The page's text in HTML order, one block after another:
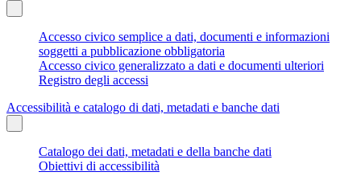
Accesso civico semplice a dati, documenti e informazioni
soggetti a pubblicazione obbligatoria
Accesso civico generalizzato a dati e documenti ulteriori
Registro degli accessi
Accessibilità e catalogo di dati, metadati e banche dati
Catalogo dei dati, metadati e della banche dati
Obiettivi di accessibilità